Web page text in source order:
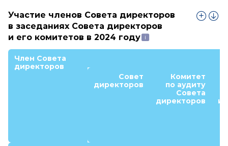
Участие членов Совета директоров
в заседаниях Совета директоров
и его комитетов в 2024 году
Член Совета
директоров
Совет
директоров
Комитет
по аудиту
Совета
директоров
и